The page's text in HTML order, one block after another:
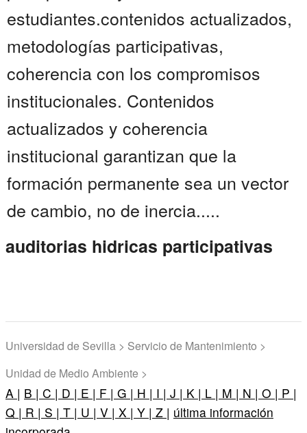
estudiantes.contenidos actualizados,
metodologías participativas,
coherencia con los compromisos
institucionales. Contenidos
actualizados y coherencia
institucional garantizan que la
formación permanente sea un vector
de cambio, no de inercia.....
auditorias hidricas participativas
Universidad de Sevilla > Servicio de Mantenimiento >
Unidad de Medio Ambiente >
A | B | C | D | E | F | G | H | I | J | K | L | M | N | O | P |
Q | R | S | T | U | V | X | Y | Z | última información